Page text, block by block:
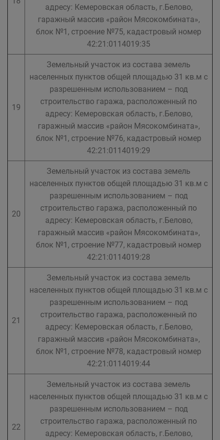
адресу: Кемеровская область, г.Белово,
гаражный массив «район Мясокомбината»,
блок №1, строение №75, кадастровый номер
42:21:0114019:35
19
Земельный участок из состава земель
населенных пунктов общей площадью 31 кв.м с
разрешенным использованием – под
строительство гаража, расположенный по
адресу: Кемеровская область, г.Белово,
гаражный массив «район Мясокомбината»,
блок №1, строение №76, кадастровый номер
42:21:0114019:29
20
Земельный участок из состава земель
населенных пунктов общей площадью 31 кв.м с
разрешенным использованием – под
строительство гаража, расположенный по
адресу: Кемеровская область, г.Белово,
гаражный массив «район Мясокомбината»,
блок №1, строение №77, кадастровый номер
42:21:0114019:28
21
Земельный участок из состава земель
населенных пунктов общей площадью 31 кв.м с
разрешенным использованием – под
строительство гаража, расположенный по
адресу: Кемеровская область, г.Белово,
гаражный массив «район Мясокомбината»,
блок №1, строение №78, кадастровый номер
42:21:0114019:44
22
Земельный участок из состава земель
населенных пунктов общей площадью 31 кв.м с
разрешенным использованием – под
строительство гаража, расположенный по
адресу: Кемеровская область, г.Белово,